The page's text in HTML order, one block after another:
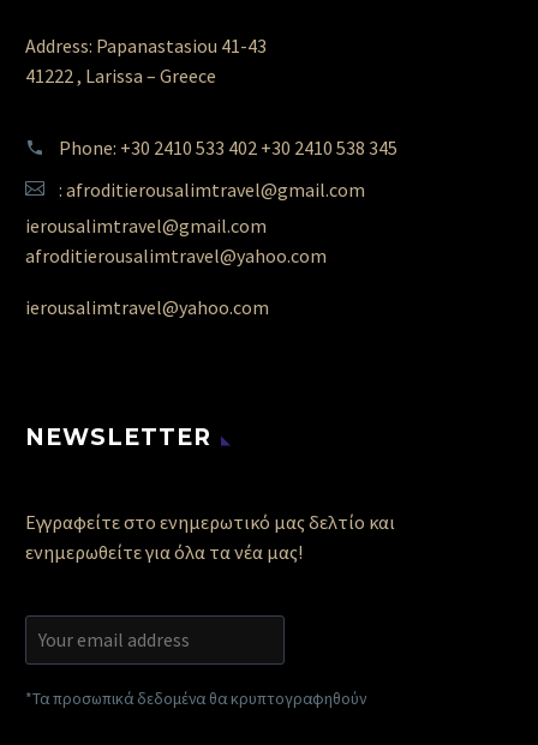
Address: Papanastasiou 41-43
41222 , Larissa – Greece
Phone: +30 2410 533 402 +30 2410 538 345
: afroditierousalimtravel@gmail.com
ierousalimtravel@gmail.com
afroditierousalimtravel@yahoo.com
ierousalimtravel@yahoo.com
NEWSLETTER
Εγγραφείτε στο ενημερωτικό μας δελτίο και
ενημερωθείτε για όλα τα νέα μας!
*Τα προσωπικά δεδομένα θα κρυπτογραφηθούν